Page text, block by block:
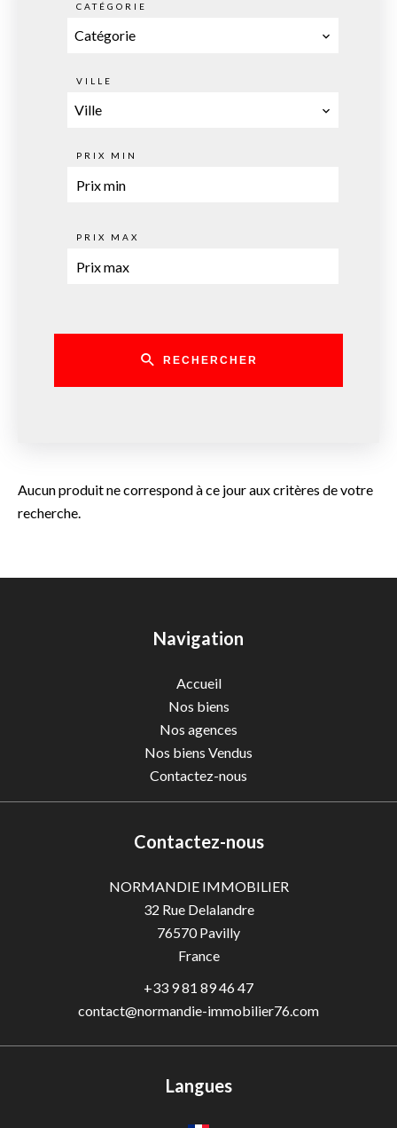
Aucun produit ne correspond à ce jour aux critères de votre
recherche.
CATÉGORIE
Catégorie
VILLE
Ville
PRIX MIN
PRIX MAX
RECHERCHER
Navigation
Accueil
Nos biens
Nos agences
Nos biens Vendus
Contactez-nous
Contactez-nous
NORMANDIE IMMOBILIER
32 Rue Delalandre
76570Pavilly
France
+33 9 81 89 46 47
contact@normandie-immobilier76.com
Langues